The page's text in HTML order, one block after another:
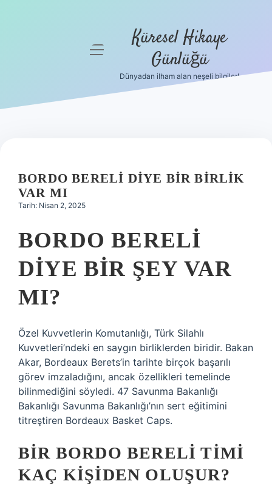
Hakkımızda
menüyü
Küresel Hikaye
Günlüğü
Dünyadan ilham alan neşeli bilgiler!
BORDO BERELI DIYE BIR BIRLIK
VAR MI
Tarih: Nisan 2, 2025
BORDO BERELI
DIYE BIR ŞEY VAR
MI?
Özel Kuvvetlerin Komutanlığı, Türk Silahlı
Kuvvetleri’ndeki en saygın birliklerden biridir. Bakan
Akar, Bordeaux Berets’in tarihte birçok başarılı
görev imzaladığını, ancak özellikleri temelinde
bilinmediğini söyledi. 47 Savunma Bakanlığı
Bakanlığı Savunma Bakanlığı’nın sert eğitimini
titreştiren Bordeaux Basket Caps.
BIR BORDO BERELI TIMI
KAÇ KIŞIDEN OLUŞUR?